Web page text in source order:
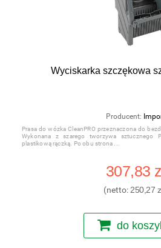
Wyciskarka szczękowa
Producent:
Prasa do wózka CleanPRO przeznaczona do
Wykonana z szarego tworzywa sztucznego
plastikową rączką. Po obu strona
307,83
(netto: 250,27
do